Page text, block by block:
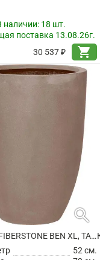
наличии: 18 шт.
поставка 13.08.26г.
30 537 ₽
shopping_cart
search
КАШПО FIBERSTONE BEN XL, TAUPE
52 см.